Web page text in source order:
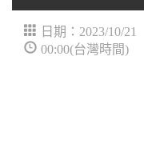
日期：2023/10/21
00:00(台灣時間)